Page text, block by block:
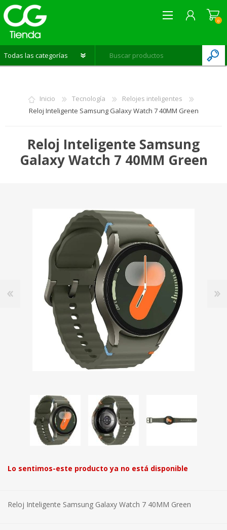
LISTA DE DESEOS
0
Inicio Tecnología
Relojes inteligentes
Reloj Inteligente Samsung Galaxy Watch 7 40MM Green
Reloj Inteligente Samsung
Galaxy Watch 7 40MM Green
Lo sentimos-este producto ya no está disponible
Reloj Inteligente Samsung Galaxy Watch 7 40MM Green